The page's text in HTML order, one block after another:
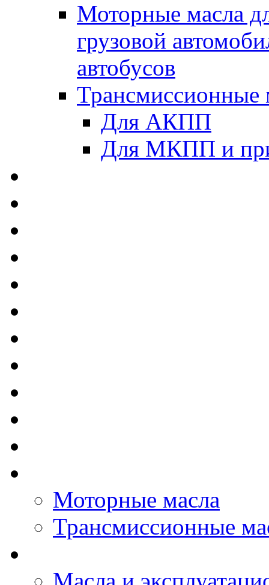
Моторные масла
грузовой
автобусов
Трансмиссионные
Для АКПП
Для МКПП и
Моторные масла
Трансмиссионные